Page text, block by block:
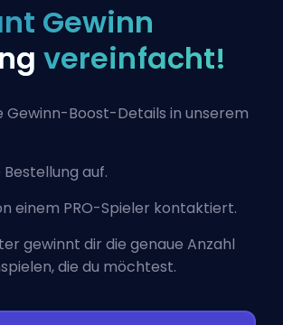
Gewinn
vereinfacht!
Gewinn-Boost-Details in unserem
auf.
einem PRO-Spieler kontaktiert.
gewinnt dir die genaue Anzahl
die du möchtest.